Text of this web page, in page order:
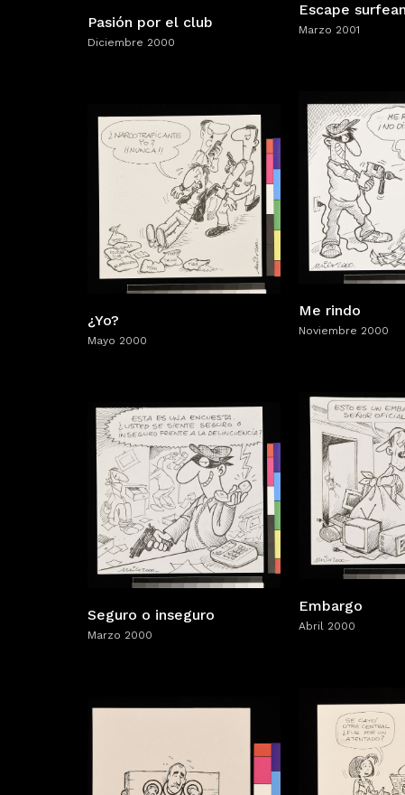
Escape
Marzo 2001
Pasión por el club
Diciembre 2000
Me rindo
Noviembre 2000
¿Yo?
Mayo 2000
Embargo
Abril 2000
Seguro o inseguro
Marzo 2000